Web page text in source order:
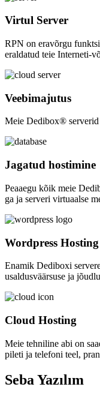
Virtul Server
RPN on eravõrgu
eraldatud teie Interneti-
Veebimajutus
Meie Dedibox®
Jagatud hostimine
Peaaegu kõik meie
ga ja serveri virtuaalse
Wordpress Hosting
Enamik Dediboxi
usaldusväärsuse ja
Cloud Hosting
Meie tehniline abi on
pileti ja telefoni teel,
Seba Yazılım